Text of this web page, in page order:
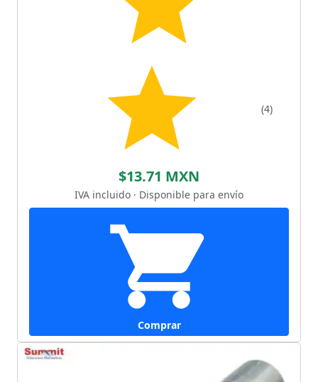
(4)
$13.71 MXN
IVA incluido · Disponible para envío
Comprar